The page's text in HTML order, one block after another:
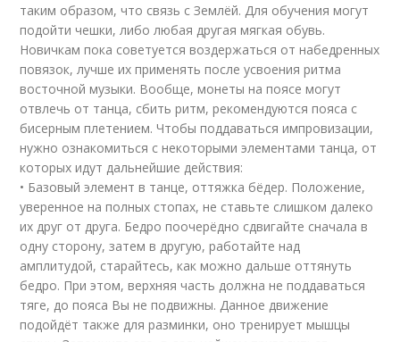
таким образом, что связь с Землёй. Для обучения могут
подойти чешки, либо любая другая мягкая обувь.
Новичкам пока советуется воздержаться от набедренных
повязок, лучше их применять после усвоения ритма
восточной музыки. Вообще, монеты на поясе могут
отвлечь от танца, сбить ритм, рекомендуются пояса с
бисерным плетением. Чтобы поддаваться импровизации,
нужно ознакомиться с некоторыми элементами танца, от
которых идут дальнейшие действия:
• Базовый элемент в танце, оттяжка бёдер. Положение,
уверенное на полных стопах, не ставьте слишком далеко
их друг от друга. Бедро поочерёдно сдвигайте сначала в
одну сторону, затем в другую, работайте над
амплитудой, старайтесь, как можно дальше оттянуть
бедро. При этом, верхняя часть должна не поддаваться
тяге, до пояса Вы не подвижны. Данное движение
подойдёт также для разминки, оно тренирует мышцы